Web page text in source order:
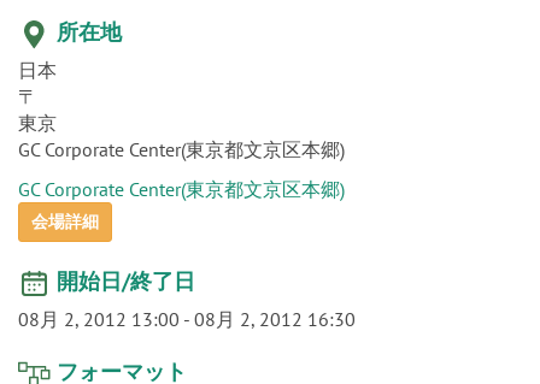
所在地
日本
〒
東京
GC Corporate Center(東京都文京区本郷)
GC Corporate Center(東京都文京区本郷)
会場詳細
開始日/終了日
08月 2, 2012 13:00 08月 2, 2012 16:30
フォーマット